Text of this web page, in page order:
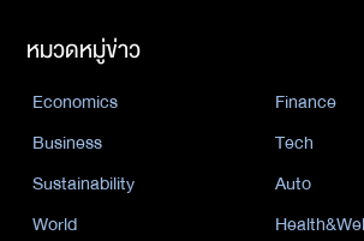
หมวดหมู่ข่าว
Economics
Finance
Business
Tech
Sustainability
Auto
World